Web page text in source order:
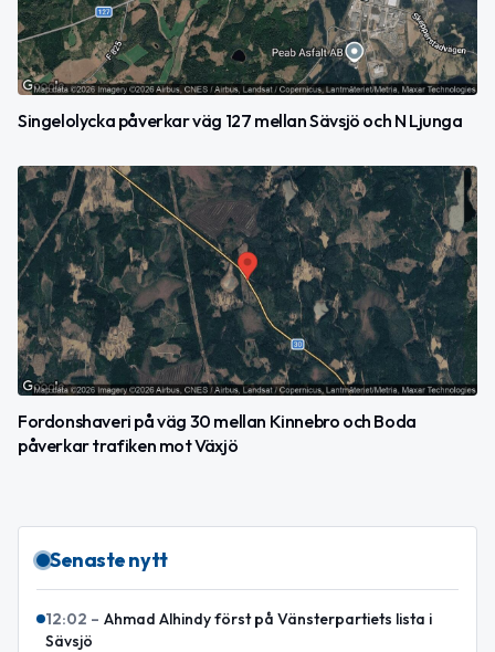
Singelolycka påverkar väg 127 mellan Sävsjö och N Ljunga
Fordonshaveri på väg 30 mellan Kinnebro och Boda
påverkar trafiken mot Växjö
Senaste nytt
12:02 – Ahmad Alhindy först på Vänsterpartiets lista i
Sävsjö